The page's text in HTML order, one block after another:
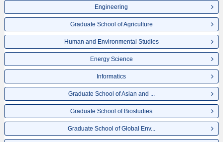
Engineering
Graduate School of Agriculture
Human and Environmental Studies
Energy Science
Informatics
Graduate School of Asian and ...
Graduate School of Biostudies
Graduate School of Global Env...